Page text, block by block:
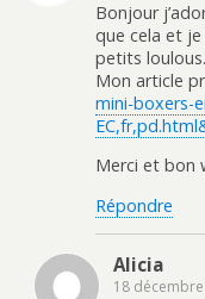
Bonjour
que cela et
petits
Mon article
mini-boxers-
Merci et bon
Répondre
Alicia
18